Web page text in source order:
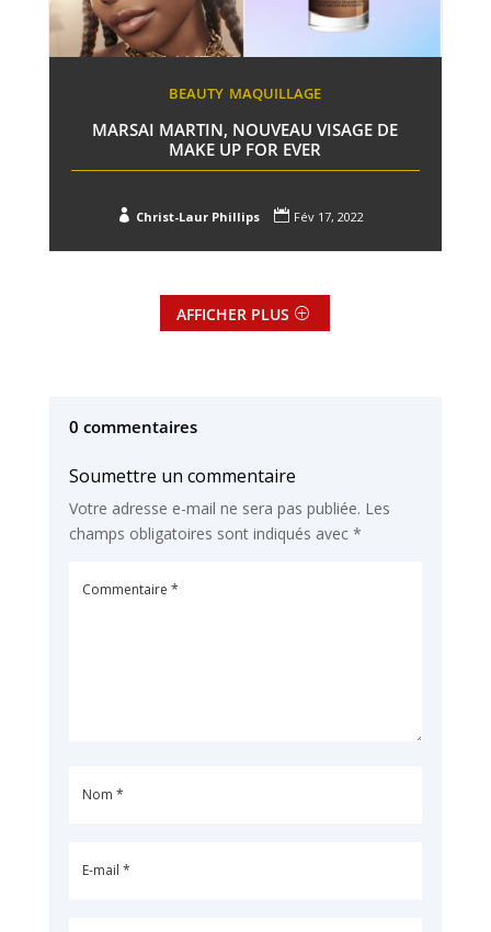
BEAUTY MAQUILLAGE
MARSAI MARTIN, NOUVEAU VISAGE DE
MAKE UP FOR EVER
 Christ-Laur Phillips  Fév 17, 2022
AFFICHER PLUS
0 commentaires
Soumettre un commentaire
Votre adresse e-mail ne sera pas publiée. Les
champs obligatoires sont indiqués avec *